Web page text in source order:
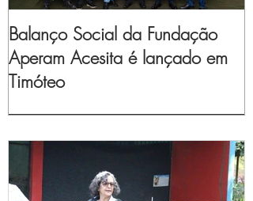
Balanço Social da Fundação
Aperam Acesita é lançado em
Timóteo